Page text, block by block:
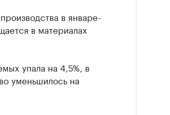
в январе-
в материалах
упала на 4,5%, в
уменьшилось на